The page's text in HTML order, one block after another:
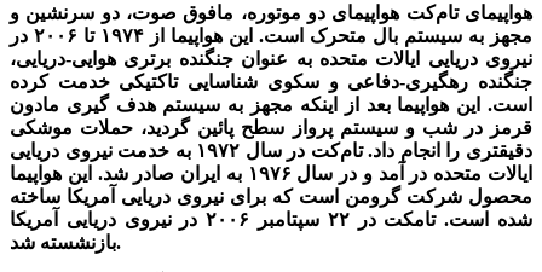
هواپیمای تام‌کت هواپیمای دو موتوره، مافوق صوت، دو سرنشین و
مجهز به سیستم بال متحرک است. این هواپیما از ۱۹۷۴ تا ۲۰۰۶ در
نیروی دریایی ایالات متحده به عنوان جنگنده برتری هوایی-دریایی،
جنگنده رهگیری-دفاعی و سکوی شناسایی تاکتیکی خدمت کرده
است. این هواپیما بعد از اینکه مجهز به سیستم هدف گیری مادون
قرمز در شب و سیستم پرواز سطح پائین گردید، حملات موشکی
دقیقتری را انجام داد.
تام‌کت در سال ۱۹۷۲ به خدمت نیروی دریایی
ایالات متحده در آمد و در سال ۱۹۷۶ به ایران صادر شد. این هواپیما
محصول شرکت گرومن است که برای نیروی دریایی آمریکا ساخته
شده است. تامکت در ۲۲ سپتامبر ۲۰۰۶ در نیروی دریایی آمریکا
بازنشسته شد.